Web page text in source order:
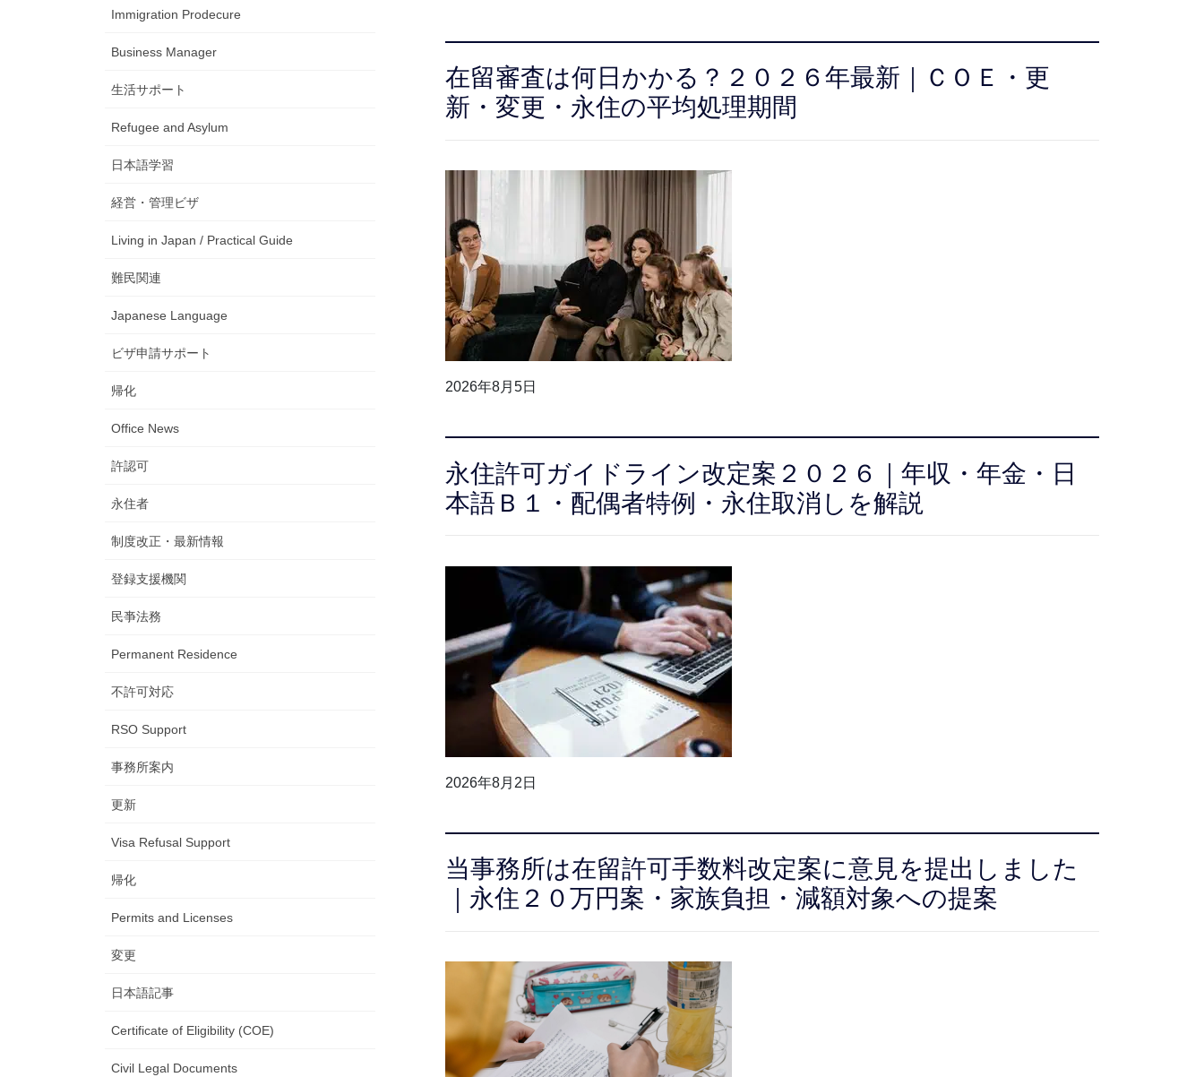
在留審査は何日かかる？２０２６年最新｜ＣＯＥ・更
新・変更・永住の平均処理期間
2026年8月5日
永住許可ガイドライン改定案２０２６｜年収・年金・日
本語Ｂ１・配偶者特例・永住取消しを解説
2026年8月2日
当事務所は在留許可手数料改定案に意見を提出しました
｜永住２０万円案・家族負担・減額対象への提案
Immigration Prodecure
Business Manager
生活サポート
Refugee and Asylum
日本語学習
経営・管理ビザ
Living in Japan / Practical Guide
難民関連
Japanese Language
ビザ申請サポート
帰化
Office News
許認可
永住者
制度改正・最新情報
登録支援機関
民亊法務
Permanent Residence
不許可対応
RSO Support
事務所案内
更新
Visa Refusal Support
帰化
Permits and Licenses
変更
日本語記事
Certificate of Eligibility (COE)
Civil Legal Documents